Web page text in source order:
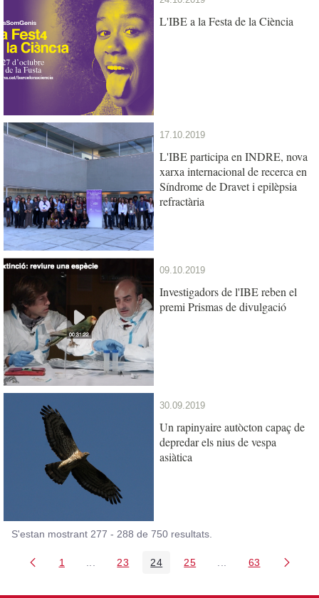
L'IBE a la Festa de la Ciència
17.10.2019
L'IBE participa en INDRE, nova
xarxa internacional de recerca en
Síndrome de Dravet i epilèpsia
refractària
09.10.2019
Investigadors de l'IBE reben el
premi Prismas de divulgació
30.09.2019
Un rapinyaire autòcton capaç de
depredar els nius de vespa
asiàtica
S'estan mostrant 277 - 288 de 750 resultats.
Pàgina
1 Pàgines intermèdies Utilitzeu TAB per navegar.
Pàgina
23 Pàgina
24 Pàgina
25 PàginesPàgina
63